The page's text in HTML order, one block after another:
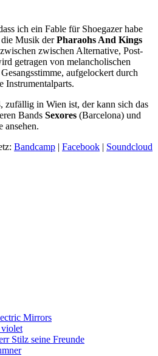
ich ein Fable für Shoegazer habe
die Musik derPharaohs And Kings
zwischen Alternative, Post-
getragen von melancholischen
aufgelockert durch
Instrumentalparts.
zufällig in Wien ist, der kann sich das
Bands Sexores (Barcelona) und
ansehen.
Bandcamp | Facebook | Soundcloud
Mirrors
Stilz seine Freunde